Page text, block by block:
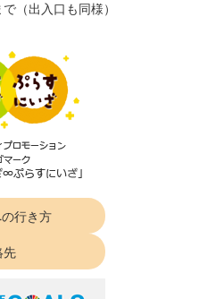
（出入口も同様）
行き方
先